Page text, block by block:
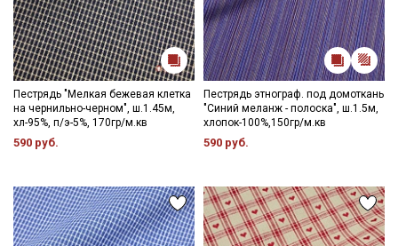
Пестрядь "Мелкая бежевая клетка
на чернильно-черном", ш.1.45м,
хл-95%, п/э-5%, 170гр/м.кв
590 руб.
Пестрядь этнограф. под домоткань
"Синий меланж - полоска", ш.1.5м,
хлопок-100%,150гр/м.кв
590 руб.